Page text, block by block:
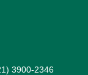
3900-2346